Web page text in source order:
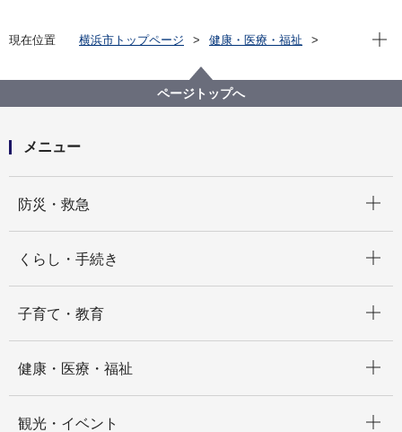
現在位置 横浜市トップページ
健康・医療・福祉
現在
ページトップへ
メニュー
防災・救急
くらし・手続き
子育て・教育
健康・医療・福祉
観光・イベント